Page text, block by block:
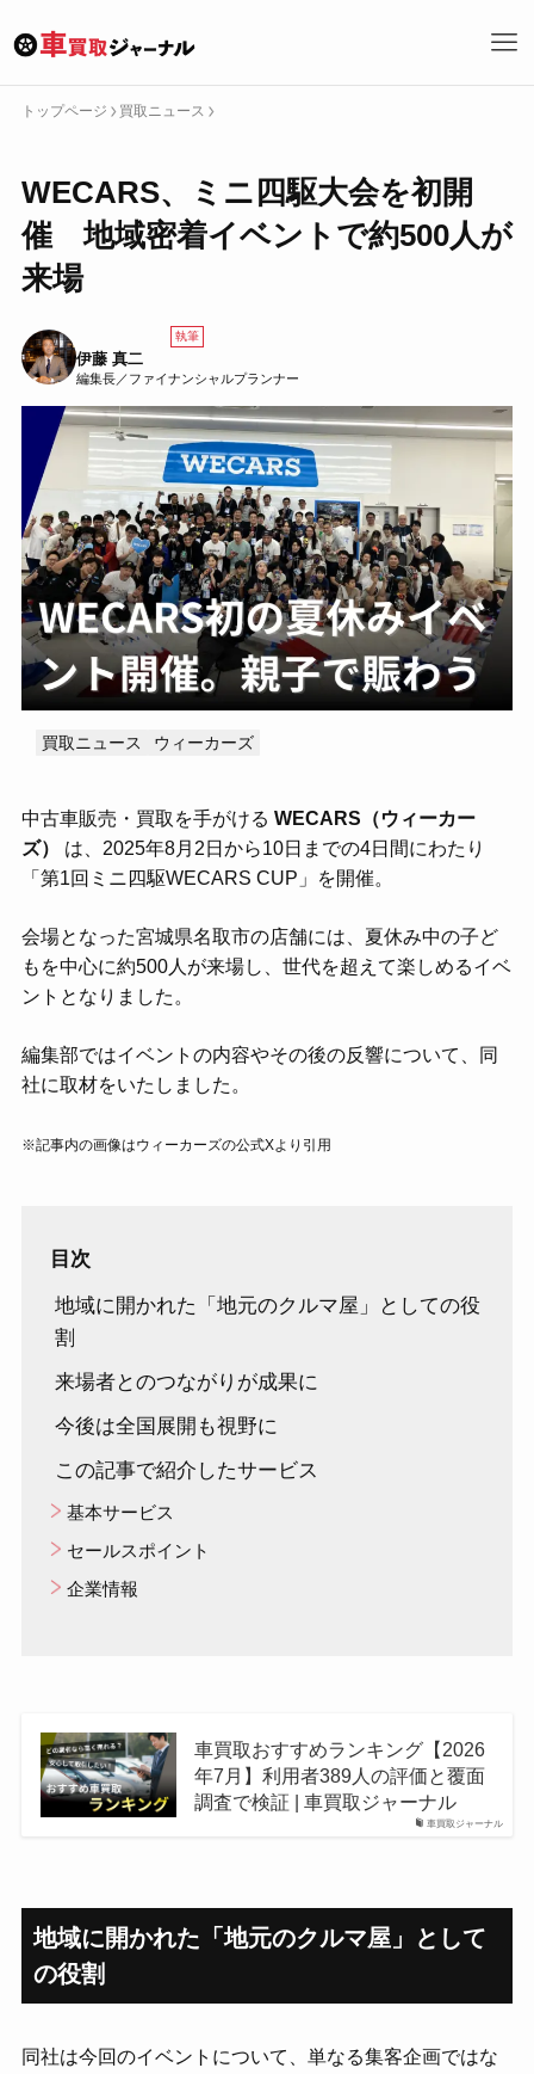
トップページへ戻る
カテゴリーで探す
どこで売る 何を売る 特集 買取サービス
買取ニュース
買取ノウハウ
キーワード・タグで探す
検
車買取の基礎
どこに売るか
車の売り方
車を売るとは
買取サービス
MOTA
アップル オートバックス カーセブン
カーセンサー
カーネクスト
ガリバー スマイルカーズ
ソコカラ
ユーカーパック
ライター・監修者一覧
トップページ 買取ニュース
WECARS、ミニ四駆大会を初開
催 地域密着イベントで約500人が
来場
執筆
伊藤 真二
編集長／ファイナンシャルプランナー
買取ニュース ウィーカーズ
中古車販売・買取を手がける WECARS（ウィーカー
ズ）
は、2025年8月2日から10日までの4日間にわたり
「第1回ミニ四駆WECARS CUP」を開催。
会場となった宮城県名取市の店舗には、夏休み中の子ど
もを中心に約500人が来場し、世代を超えて楽しめるイベ
ントとなりました。
編集部ではイベントの内容やその後の反響について、同
社に取材をいたしました。
※記事内の画像はウィーカーズの公式Xより引用
目次
地域に開かれた「地元のクルマ屋」としての役
割
来場者とのつながりが成果に
今後は全国展開も視野に
この記事で紹介したサービス
基本サービス
セールスポイント
企業情報
車買取ジャーナル
車買取おすすめランキング【2026
年7月】利用者389人の評価と覆面
調査で検証 | 車買取ジャーナル
地域に開かれた「地元のクルマ屋」として
の役割
同社は今回のイベントについて、単なる集客企画ではな